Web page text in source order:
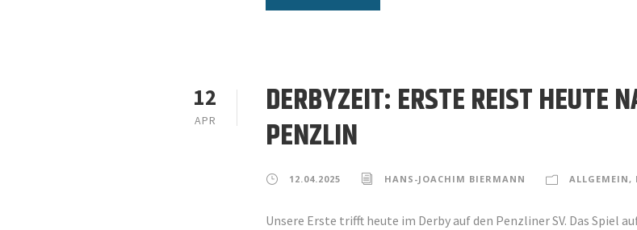
12
APR DERBYZEIT: ERSTE REIST HEUTE
PENZLIN
12.04.2025 HANS-JOACHIM BIERMANN ALLGEMEIN,
Unsere Erste trifft heute im Derby auf den Penzliner SV. Das Spiel